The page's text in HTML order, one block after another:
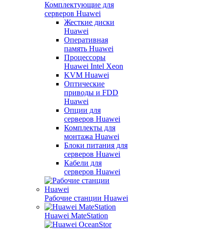
Комплектующие для
серверов Huawei
Жесткие диски
Huawei
Оперативная
память Huawei
Процессоры
Huawei Intel Xeon
KVM Huawei
Оптические
приводы и FDD
Huawei
Опции для
серверов Huawei
Комплекты для
монтажа Huawei
Блоки питания для
серверов Huawei
Кабели для
серверов Huawei
Рабочие станции Huawei
Huawei MateStation